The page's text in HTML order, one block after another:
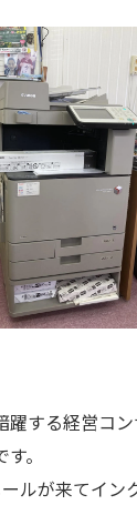
躍する経営コ
。
ルが来てイン